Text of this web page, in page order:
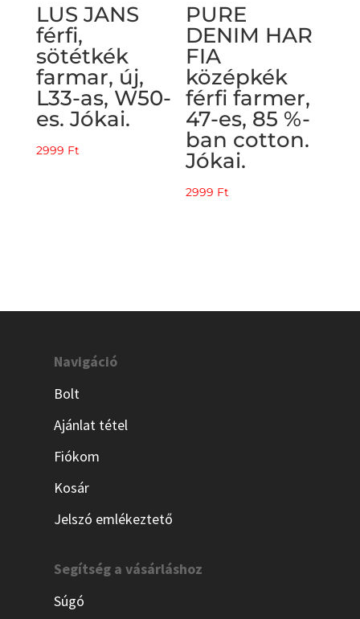
LUS JANS
férfi,
sötétkék
farmar, új,
L33-as, W50-
es. Jókai.
2999 Ft
PURE
DENIM HAR
FIA
középkék
férfi farmer,
47-es, 85 %-
ban cotton.
Jókai.
2999 Ft
Navigáció
Bolt
Ajánlat tétel
Fiókom
Kosár
Jelszó emlékeztető
Segítség a vásárláshoz
Súgó